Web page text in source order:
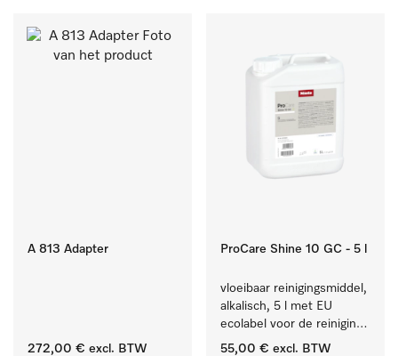
A 813 Adapter
272,00 € excl. BTW
ProCare Shine 10 GC - 5 l
vloeibaar reinigingsmiddel,
alkalisch, 5 l met EU
ecolabel voor de reiniging
van alledaags vuil op
55,00 € excl. BTW